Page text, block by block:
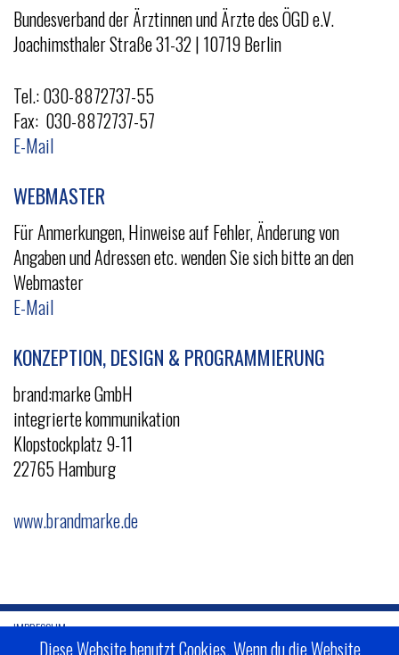
Bundesverband der Ärztinnen und Ärzte des ÖGD e.V.
Joachimsthaler Straße 31-32 | 10719 Berlin
Tel.: 030-8872737-55
Fax: 030-8872737-57
E-Mail
WEBMASTER
Für Anmerkungen, Hinweise auf Fehler, Änderung von
Angaben und Adressen etc. wenden Sie sich bitte an den
Webmaster
E-Mail
KONZEPTION, DESIGN & PROGRAMMIERUNG
brand:marke GmbH
integrierte kommunikation
Klopstockplatz 9-11
22765 Hamburg
www.brandmarke.de
IMPRESSUM
Diese Website benutzt Cookies. Wenn du die Website